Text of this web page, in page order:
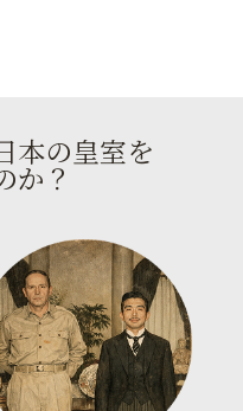
本の皇室を
か？